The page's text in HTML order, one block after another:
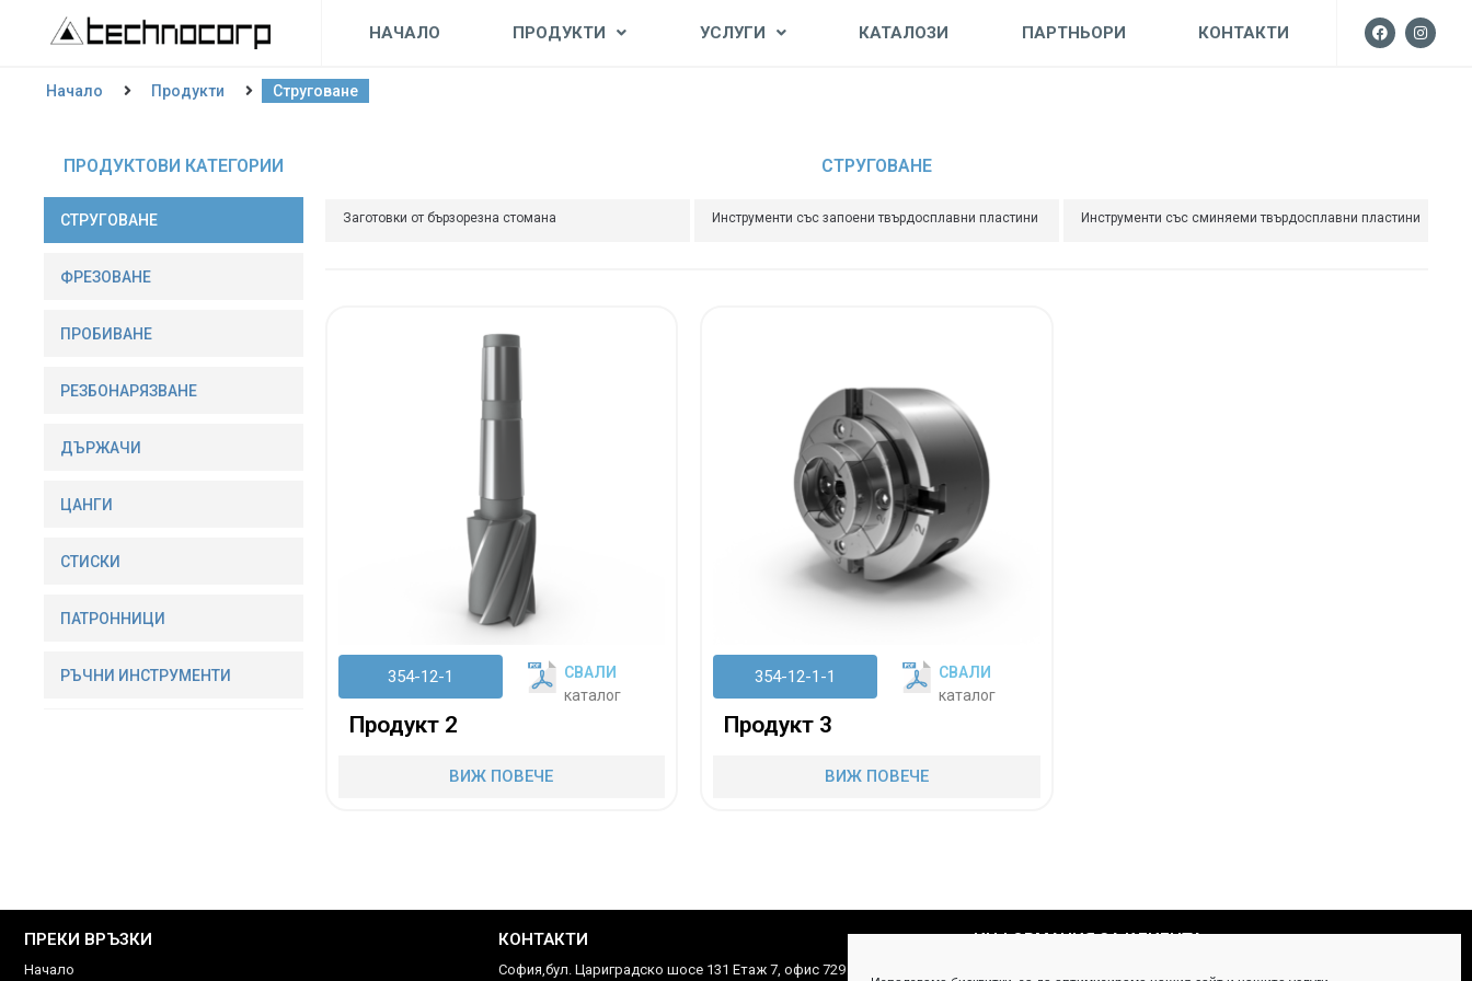
НАЧАЛО ПРОДУКТИ УСЛУГИ КАТАЛОЗИ ПАРТНЬОРИ КОНТАКТИ
Начало Продукти Струговане
ПРОДУКТОВИ КАТЕГОРИИ
СТРУГОВАНЕ
ФРЕЗОВАНE
ПРОБИВАНЕ
РЕЗБОНАРЯЗВАНЕ
ДЪРЖАЧИ
ЦАНГИ
СТИСКИ
ПАТРОННИЦИ
РЪЧНИ ИНСТРУМЕНТИ
СТРУГОВАНЕ
Заготовки от бързорезна стомана Инструменти със запоени твърдосплавни пластини Инструменти със сминяеми твърдосплавни пластини
354-12-1
СВАЛИ
каталог
Продукт 2
ВИЖ ПОВЕЧЕ
354-12-1-1
СВАЛИ
каталог
Продукт 3
ВИЖ ПОВЕЧЕ
ПРЕКИ ВРЪЗКИ
Начало
КОНТАКТИ
София,бул. Цариградско шосе 131 Етаж 7, офис 729
ИНФОРМАЦИЯ ЗА КЛИЕНТА